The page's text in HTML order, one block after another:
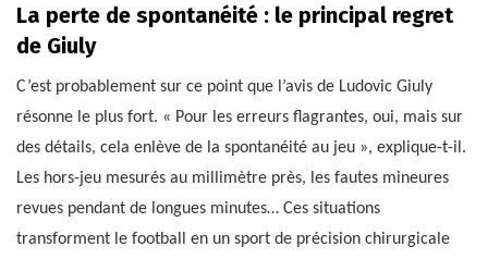
La perte de spontanéité : le principal regret
de Giuly
C’est probablement sur ce point que l’avis de Ludovic Giuly
résonne le plus fort. « Pour les erreurs flagrantes, oui, mais sur
des détails, cela enlève de la spontanéité au jeu », explique-t-il.
Les hors-jeu mesurés au millimètre près, les fautes mineures
revues pendant de longues minutes… Ces situations
transforment le football en un sport de précision chirurgicale